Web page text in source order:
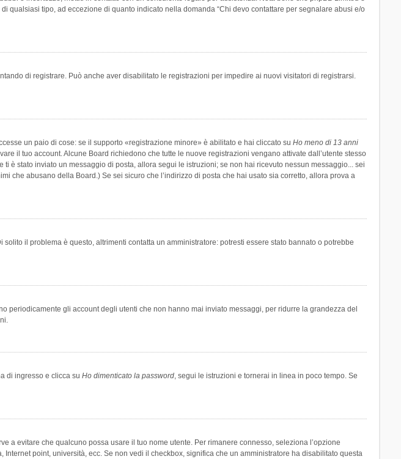
tipo, ad eccezione di quanto indicato nella domanda “Chi devo contattare per segnalare abusi e/o
di registrare. Può anche aver disabilitato le registrazioni per impedire ai nuovi visitatori di registrarsi.
un paio di cose: se il supporto «registrazione minore» è abilitato e hai cliccato su Ho meno di 13 anni
il tuo account. Alcune Board richiedono che tutte le nuove registrazioni vengano attivate dall’utente stesso
è stato inviato un messaggio di posta, allora segui le istruzioni; se non hai ricevuto nessun messaggio... sei
che abusano della Board.) Se sei sicuro che l’indirizzo di posta che hai usato sia corretto, allora prova a
il problema è questo, altrimenti contatta un amministratore: potresti essere stato bannato o potrebbe
periodicamente gli account degli utenti che non hanno mai inviato messaggi, per ridurre la grandezza del
di ingresso e clicca su Ho dimenticato la password, segui le istruzioni e tornerai in linea in poco tempo. Se
a evitare che qualcuno possa usare il tuo nome utente. Per rimanere connesso, seleziona l’opzione
point, università, ecc. Se non vedi il checkbox, significa che un amministratore ha disabilitato questa